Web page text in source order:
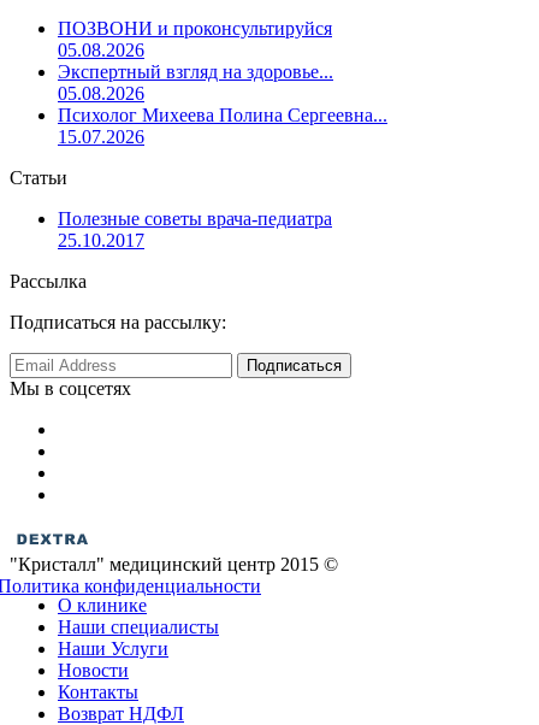
ПОЗВОНИ и проконсультируйся
05.08.2026
Экспертный взгляд на здоровье...
05.08.2026
Психолог Михеева Полина Сергеевна...
15.07.2026
Статьи
Полезные советы врача-педиатра
25.10.2017
Рассылка
Подписаться на рассылку:
Мы в соцсетях
"Кристалл" медицинский центр 2015 ©
конфиденциальности
О клинике
Наши специалисты
Наши Услуги
Новости
Контакты
Возврат НДФЛ